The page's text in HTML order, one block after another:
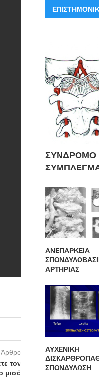
τον
μισό
ΣΥΝΔΡΟΜΟ
ΑΝΕΠΑΡΚΕΙΑ
ΑΡΤΗΡΙΑΣ
ΑΥΧΕΝΙΚΗ
ΣΠΟΝΔΥΛΩΣΗ